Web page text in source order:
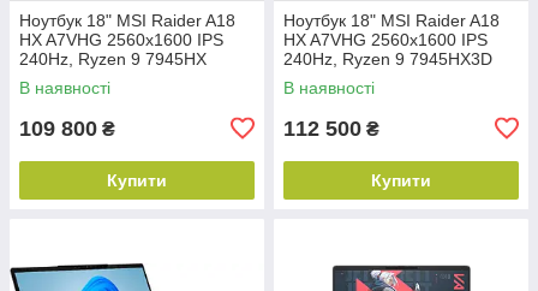
Ноутбук 18" MSI Raider A18
HX A7VHG 2560x1600 IPS
240Hz, Ryzen 9 7945HX
5.4GHz, DDR5 32ГБ, NVME
1TБ, RTX 4080 12ГБ, Win11,
В наявності
109 800 ₴
Купити
Ноутбук 18" MSI Raider A18
HX A7VHG 2560x1600 IPS
240Hz, Ryzen 9 7945HX3D
5.4GHz, DDR5 32ГБ, NVME
1TБ, RTX 4080 12ГБ, Win11,
В наявності
112 500 ₴
Купити